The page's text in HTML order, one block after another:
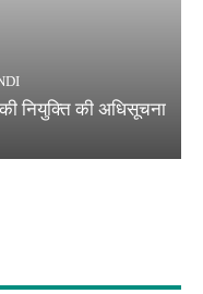
नियुक्ति की अधिसूचना